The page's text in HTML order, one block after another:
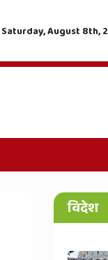
को हाई-टेक इलाज, सुरक्षा-
Saturday, August 8th,
विदेश